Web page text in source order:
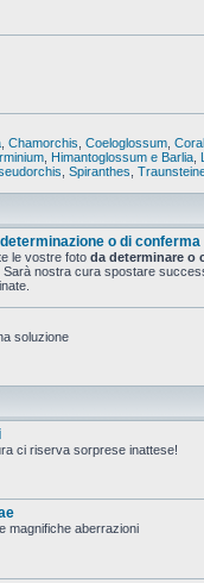
Chamorchis Coeloglossum
Himantoglossum e Barlia
Spiranthes
o di conferma
le vostre foto da determinare o
Sarà nostra cura spostare
soluzione
ci riserva sorprese inattese!
magnifiche aberrazioni